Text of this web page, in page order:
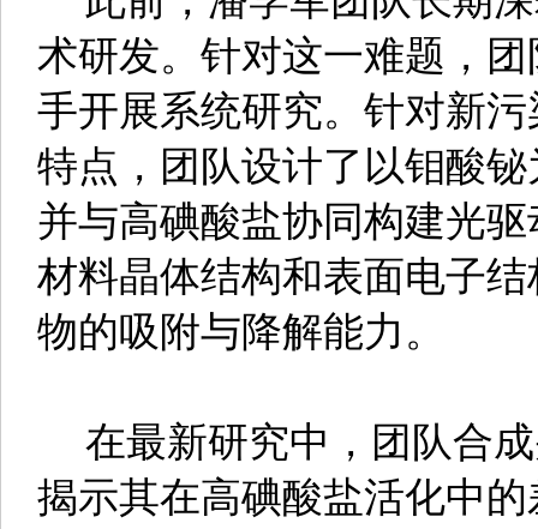
术研发。针对这一难题，
手开展系统研究。针对新
特点，团队设计了以钼酸
并与高碘酸盐协同构建光
材料晶体结构和表面电子
物的吸附与降解能力。
在最新研究中，团队合
揭示其在高碘酸盐活化中